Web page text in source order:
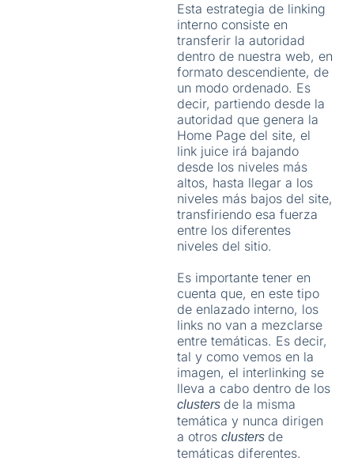
Esta estrategia de linking
interno consiste en
transferir la autoridad
dentro de nuestra web, en
formato descendiente, de
un modo ordenado. Es
decir, partiendo desde la
autoridad que genera la
Home Page del site, el
link juice irá bajando
desde los niveles más
altos, hasta llegar a los
niveles más bajos del site,
transfiriendo esa fuerza
entre los diferentes
niveles del sitio.
Es importante tener en
cuenta que, en este tipo
de enlazado interno, los
links no van a mezclarse
entre temáticas. Es decir,
tal y como vemos en la
imagen, el interlinking se
lleva a cabo dentro de los
clusters de la misma
temática y nunca dirigen
a otros clusters de
temáticas diferentes.